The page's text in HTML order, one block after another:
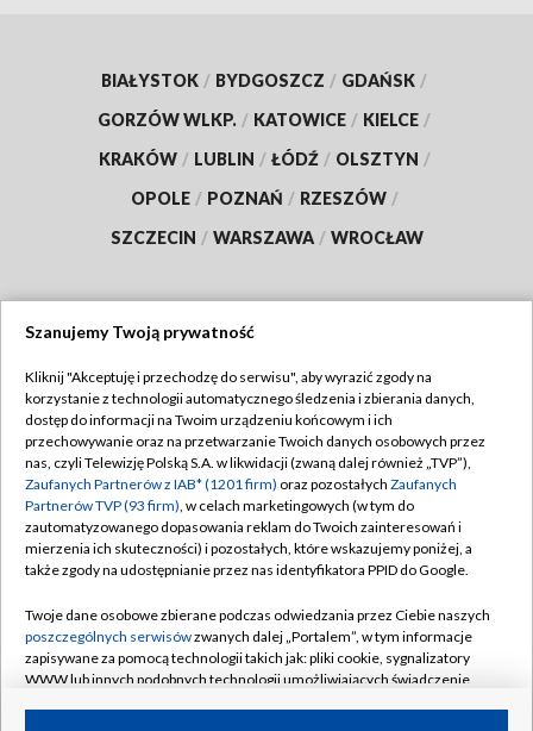
BIAŁYSTOK / BYDGOSZCZ / GDAŃSK /
GORZÓW WLKP. / KATOWICE / KIELCE /
KRAKÓW / LUBLIN / ŁÓDŹ / OLSZTYN /
OPOLE / POZNAŃ / RZESZÓW /
SZCZECIN / WARSZAWA / WROCŁAW
TVP
Abonament TVP
Emisja w TVP
Centrum informacji TVP
Naziemna Telewizja Cyfrowa
Rada Programowa
System NOS
Informacje o nadawcy
Regulamin TVP
Polityka prywatności
Moje zgody
Pomoc
Kontakt
Kanały
Szanujemy Twoją prywatność
Kliknij "Akceptuję i przechodzę do serwisu", aby wyrazić zgody na
korzystanie z technologii automatycznego śledzenia i zbierania danych,
dostęp do informacji na Twoim urządzeniu końcowym i ich
przechowywanie oraz na przetwarzanie Twoich danych osobowych przez
nas, czyli Telewizję Polską S.A. w likwidacji (zwaną dalej również „TVP”),
Zaufanych Partnerów z IAB* (1201 firm) oraz pozostałych Zaufanych
Partnerów TVP (93 firm), w celach marketingowych (w tym do
zautomatyzowanego dopasowania reklam do Twoich zainteresowań i
mierzenia ich skuteczności) i pozostałych, które wskazujemy poniżej, a
także zgody na udostępnianie przez nas identyfikatora PPID do Google.
Twoje dane osobowe zbierane podczas odwiedzania przez Ciebie naszych
poszczególnych serwisówzwanych dalej „Portalem”, w tym informacje
zapisywane za pomocą technologii takich jak: pliki cookie, sygnalizatory
WWW lub innych podobnych technologii umożliwiających świadczenie